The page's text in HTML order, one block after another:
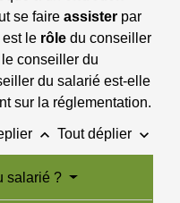
se faire assister par
est le rôle du conseiller
le conseiller du
du salarié est-elle
sur la réglementation.
keyboard_arrow_up Tout déplier keyboard_arrow_down
salarié ?